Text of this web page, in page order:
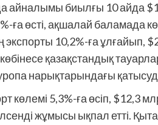
айналымы биылғы 10 айда
ға өсті, ақшалай баламада
10,2%-ға ұлғайып,
қазақстандық
нарықтарындағы
көлемі 5,3%-ға өсіп, $12,3
жұмысы ықпал етті.